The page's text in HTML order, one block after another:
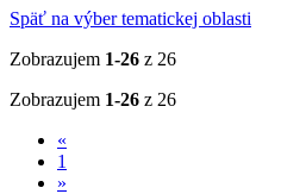
Späť na výber tematickej oblasti
Zobrazujem 1-26 z 26
Zobrazujem 1-26 z 26
«
1
»